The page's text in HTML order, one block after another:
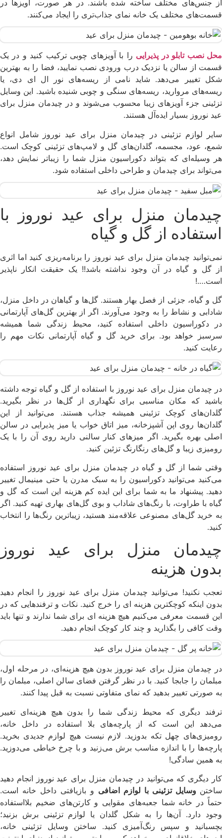
از جنس‌های مختلف ساخته شده باشند. در هر صورت، آویزها در
قسمت‌های مختلف یک خانه نمای جذاب‌تری را ایجاد می‌کنند.
محل نصب تابلو در پذیرایی را با آویزهای چوبی ترکیب کنید و در یک
قسمت از سالن یا نزدیک درب ورودی نصب نمایید، فضا را به بهترین
شکل تغییر می‌دهد. شاید نامی از ریسه‌های نور ال ای دی، یا
ریسه‌های مروارید، ریسه‌های سنگی و چوبی شنیده باشید. این وسایل
تزئینی جزء آویزهای زیبا محسوب می‌‌شوند و در چیدمان منزل برای
عید نوروز بسیار ایده‌آل هستند.
سایر لوازم تزئینی در چیدمان منزل برای عید نوروز شامل انواع
شمع، عود، مجسمه، گلدان‌های گل و لامپ‌های تزئینی کوچک است.
هر وسیله‌ای که بتواند دکوراسیون منزل شما را زیباتر نمایش دهد،
می‌تواند برای چیدمان و طراحی داخلی استفاده شود.
چیدمان منزل برای عید نوروز با
استفاده از گل و گیاه
نمی‌توانید چیدمان منزل برای عید نوروز را برنامه‌ریزی کنید اما اثری
از گل و گیاه در آن وجود نداشته باشد!! یک حقیقت انکار ناپذیر
است….!
گل و گیاه، جزئی از فصل بهار هستند. گل‌ها و گیاهان در داخل منزل،
شادابی و نشاط را به وجود می‌آورند. اگر از بهترین گل‌های آپارتمانی
در دکوراسیون داخلی استفاده کنید، محیط زندگی شما همیشه
سرسبز خواهد بود. برای خرید گل و گیاه آپارتمانی نکات مهم را
رعایت کنید.
در چیدمان منزل برای عید نوروز با استفاده از گل و گیاه توجه داشته
باشید که مکان مناسبی برای نگهداری از گل‌ها در نظر بگیرید.
گلدان‌های کوچک تزئینی همیشه جذاب هستند. می‌توانید از این
گلدان‌ها روی اپن آشپزخانه، میز اتاق خواب یا میز پذیرایی در سالن
اصلی بهره بگیرید. اگر میزهای کنار سالنی دارید روی آن را با یک
رومیزی زیبا و گل‌های رنگارنگ تزئین کنید.
وقتی شما از گل و گیاه در چیدمان منزل برای عید نوروز استفاده
می‌کنید می‌توانید دکوراسیون را به سبک مدرن یا حتی مینیمال تغییر
دهید. پیشنهاد ما به شما برای این ایده کم هزینه این است که گل و
گیاه با طراوت، با رنگ‌های شاداب و بوی گل‌های بهاری تهیه کنید. اگر
به خرید گل‌های مصنوعی علاقه‌مند هستید، زیباترین رنگ‌ها را انتخاب
کنید.
چیدمان منزل برای عید نوروز
بدون هزینه
تعجب نکنید! می‌‌توانید چیدمان منزل برای عید نوروز را انجام دهید
بدون اینکه کوچکترین هزینه ای را خرج کنید. نکات و ترفندهایی که در
این قسمت معرفی می‌کنیم هیچ هزینه ای برای شما ندارند و تنها باید
وقت کافی را بگذارید و چند کار کوچک انجام دهید.
در چیدمان منزل برای عید نوروز بدون هیچ هزینه‌ای، در مرحله اول،
مبلمان را جابجا کنید. با در نظر گرفتن فضای سالن اصلی، مبلمان را
به صورتی تغییر بدهید که نمای متفاوتی نسبت به قبل پیدا کنند.
ترفند دیگری که محیط زندگی شما را بدون هیچ هزینه‌ای تغییر
می‌دهد این است که از پارچه‌های بلا استفاده در داخل خانه،
رومیزی‌های چهل تکه بدوزید. لازم نیست هیچ لوازم جدیدی بخرید.
پارچه‌ها را با اندازه مناسب برش می‌زنید و با چرخ خیاطی می‌دوزید.
به همین سادگی!
کار دیگری که می‌توانید در چیدمان منزل برای عید نوروز انجام دهید
ساختن وسایل تزئینی با لوازم اضافی و بازیافتی داخل خانه است.
حتماً در خانه شما جعبه‌های مقوایی و کارتن‌های ضخیم بلااستفاده
وجود دارد. آن‌ها را به شکل گلدان یا لوازم تزئینی برش بزنید؛
بچسبانید و سپس رنگ‌آمیزی کنید. ساختن وسایل تزئینی خانه،